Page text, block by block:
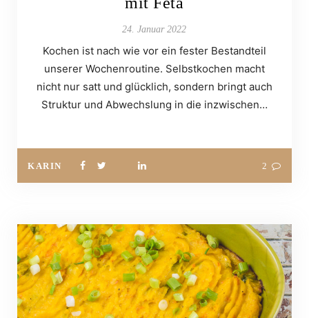
24. Januar 2022
Kochen ist nach wie vor ein fester Bestandteil
unserer Wochenroutine. Selbstkochen macht
nicht nur satt und glücklich, sondern bringt auch
Struktur und Abwechslung in die inzwischen…
KARIN 2